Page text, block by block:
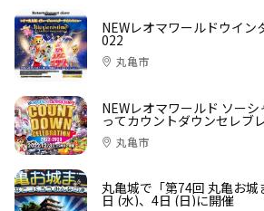
NEWレオマワールドウイン
022
丸亀市
NEWレオマワールド ソー
ってカウントダウンセレブ
丸亀市
丸亀城で「第74回 丸亀お
日 (水)、4日 (日)に開催